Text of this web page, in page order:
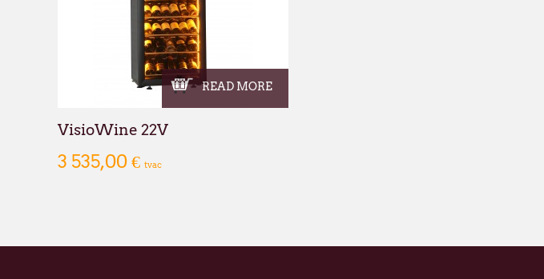
READ MORE
VisioWine 22V
3 535,00 € tvac